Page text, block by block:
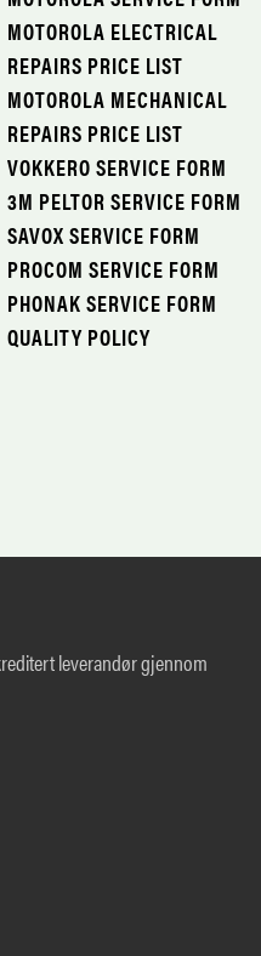
MOTOROLA ELECTRICAL
REPAIRS PRICE LIST
MOTOROLA MECHANICAL
REPAIRS PRICE LIST
VOKKERO SERVICE FORM
3M PELTOR SERVICE FORM
SAVOX SERVICE FORM
PROCOM SERVICE FORM
PHONAK SERVICE FORM
QUALITY POLICY
leverandør gjennom